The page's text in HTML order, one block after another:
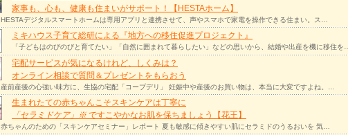
家事も、心も、健康も住まいがサポート！【HESTAホーム】
HESTAデジタルスマートホームは専用アプリと連携させて、声やスマホで家電を操作できる住まい。ス…
ミキハウス子育て総研による『地方への移住促進プロジェクト』
「子どもはのびのびと育てたい」「自然に囲まれて暮らしたい」などの思いから、結婚や出産を機に移住を…
宅配サービスが気になるけれど、しくみは？
オンライン相談で質問＆プレゼントをもらおう
産前産後の心強い味方に、生協の宅配「コープデリ」 妊娠中や産後のお買い物は、本当に大変ですよね。…
生まれたての赤ちゃんこそスキンケアは丁寧に
「セラミドケア」 ※ですこやかなお肌を保ちましょう【花王】
赤ちゃんのための「スキンケアセミナー」レポート 夏も敏感に傾きやすい肌にセラミドのうるおいを 気…